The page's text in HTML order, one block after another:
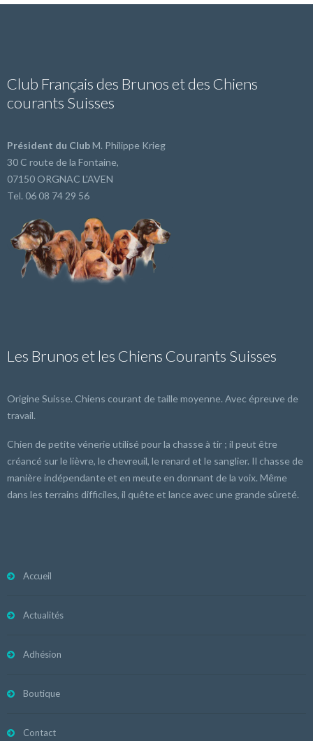
Club Français des Brunos et des Chiens
courants Suisses
Président du ClubM. Philippe Krieg
30 C route de la Fontaine,
07150 ORGNAC L'AVEN
Tel. 06 08 74 29 56
Les Brunos et les Chiens Courants Suisses
Origine Suisse. Chiens courant de taille moyenne. Avec épreuve de
travail.
Chien de petite vénerie utilisé pour la chasse à tir ; il peut être
créancé sur le lièvre, le chevreuil, le renard et le sanglier. Il chasse de
manière indépendante et en meute en donnant de la voix. Même
dans les terrains difficiles, il quête et lance avec une grande sûreté.
Accueil
Actualités
Adhésion
Boutique
Contact